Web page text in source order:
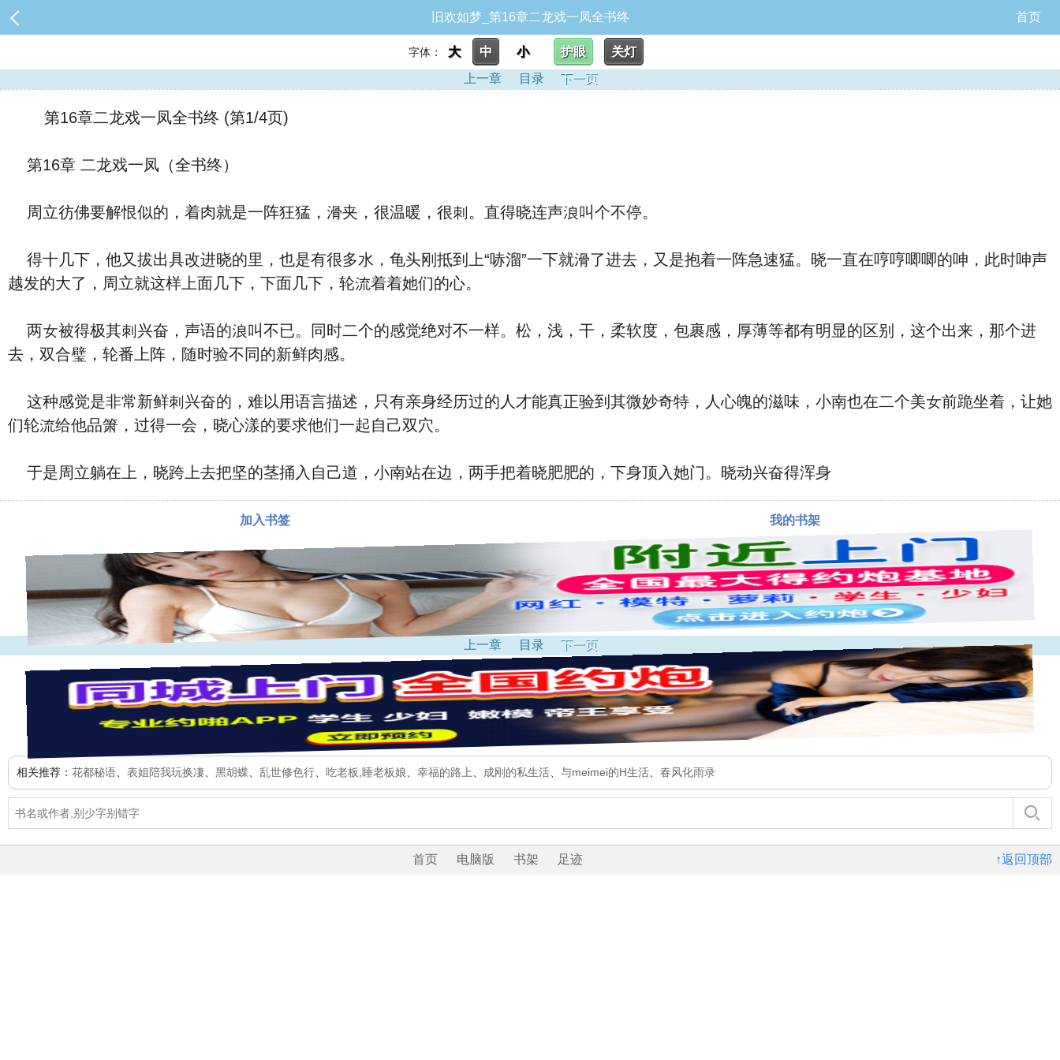
旧欢如梦_第16章二龙戏一凤全书终 首页
字体： 大 中 小 护眼
关灯
上一章
目录 下一页
第16章二龙戏一凤全书终 (第1/4页)
第16章 二龙戏一凤（全书终）
周立彷佛要解恨似的， 着⾁就是一阵狂猛 ， 滑夹，很温暖，很刺。直得晓连声浪叫个不停。
具改进晓的里，也是有很多⽔，⻳头刚抵到 上“哧溜”一下就滑了进去，又是抱着一阵急速猛。晓一直在哼哼唧唧的呻 ，此时呻声
越发的大了，周立就这样上面 几下，下面 几下，轮流着着她们的心。
两女被得极其刺 ‮奋兴‬， 声语的浪叫不已。同时二个的感觉绝对不一样。松 ， 浅，⼲ ，柔软度，包裹感， 厚薄等都有明显的区别，这个出来，那个进
去，双合璧，轮番上阵，随时验不同的新鲜⾁感。
这种感觉是非常新鲜刺 ‮奋兴‬的，难以用语言描述，只有亲⾝经历过的人才能真正验到其微妙奇特， 人心魄的滋味，小南也在二个美女前跪坐着，让她
们轮流给他品箫，过得一会，晓心漾的要求他们一起自己双⽳。
于是周立躺在 上，晓跨 上去把坚的茎捅⼊自己道 ，小南站在边，两手把着晓肥肥的 ，下⾝顶⼊她门。晓 动‮奋兴‬得浑⾝
加入书签 我的书架
上一章 目录 下一页
相关推荐： 花都秘语 表姐陪我玩换凄 黑胡蝶 乱世修色行 吃老板,睡老板娘 幸福的路上 成刚的私生活 与meimei的H生活 春风化雨录
↑返回顶部
首页 电脑版 书架 足迹